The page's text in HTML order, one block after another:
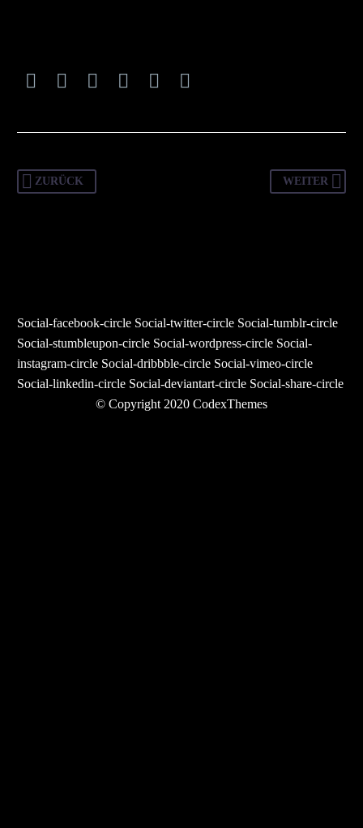
elit, sed do eiusmod tempor incididunt ut labore et
Creative Heads Inc.
Lorem ipsum dolor sit amet, consectetur adipisicing
ZURÜCK WEITER
Social-facebook-circle Social-twitter-circle Social-tumblr-circle
Social-stumbleupon-circle Social-wordpress-circle Social-
instagram-circle Social-dribbble-circle Social-vimeo-circle
Social-linkedin-circle Social-deviantart-circle Social-share-circle
© Copyright 2020 CodexThemes